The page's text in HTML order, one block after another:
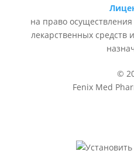
на право
лекарственных средств
©
Fenix Med